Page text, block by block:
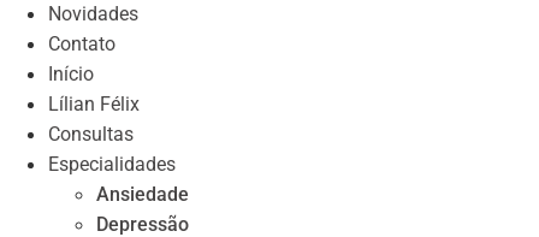
Novidades
Contato
Início
Lílian Félix
Consultas
Especialidades
Ansiedade
Depressão